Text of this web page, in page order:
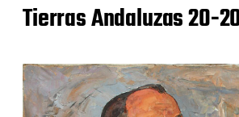
Tierras Andaluzas 20-